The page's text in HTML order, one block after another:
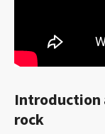
Introduction
rock